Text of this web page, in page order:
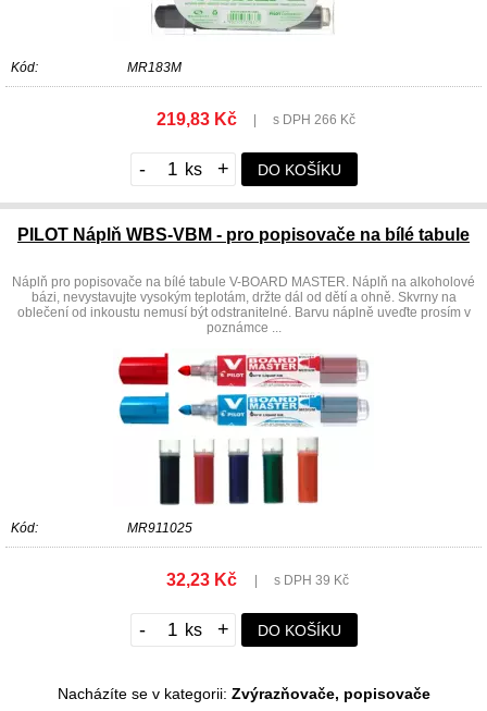
Kód: MR183M
219,83 Kč s DPH 266 Kč
- + DO KOŠÍKU
PILOT Náplň WBS-VBM - pro popisovače na bílé tabule
Náplň pro popisovače na bílé tabule V-BOARD MASTER. Náplň na alkoholové
bázi, nevystavujte vysokým teplotám, držte dál od dětí a ohně. Skvrny na
oblečení od inkoustu nemusí být odstranitelné. Barvu náplně uveďte prosím v
poznámce ...
Kód: MR911025
32,23 Kč s DPH 39 Kč
- + DO KOŠÍKU
Nacházíte se v kategorii: Zvýrazňovače, popisovače